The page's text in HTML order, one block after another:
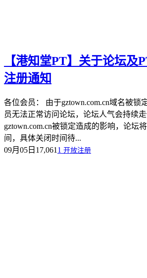
【港知堂PT】关于论坛及
注册通知
各位会员： 由于gztown.com.cn域名被锁
员无法正常访问论坛，论坛人气会持续
gztown.com.cn被锁定造成的影响，论坛
间，具体关闭时间待...
09月05日 17,061 1 开放注册